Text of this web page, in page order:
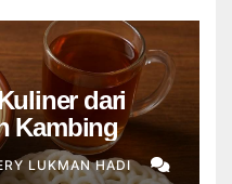
dari
Kambing
LUKMAN HADI